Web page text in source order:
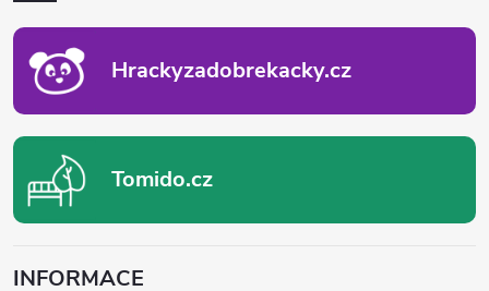
Hrackyzadobrekacky.cz
Tomido.cz
INFORMACE